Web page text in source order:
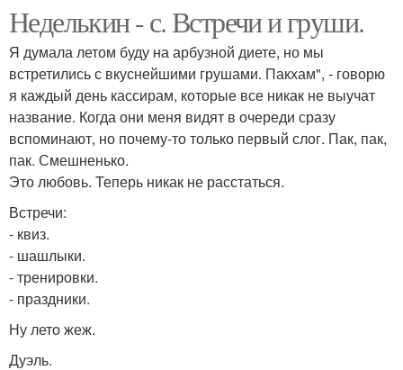
Неделькин - с. Встречи и груши.
Я думала летом буду на арбузной диете, но мы
встретились с вкуснейшими грушами. Пакхам", - говорю
я каждый день кассирам, которые все никак не выучат
название. Когда они меня видят в очереди сразу
вспоминают, но почему-то только первый слог. Пак, пак,
пак. Смешненько.
Это любовь. Теперь никак не расстаться.
Встречи:
- квиз.
- шашлыки.
- тренировки.
- праздники.
Ну лето жеж.
Дуэль.